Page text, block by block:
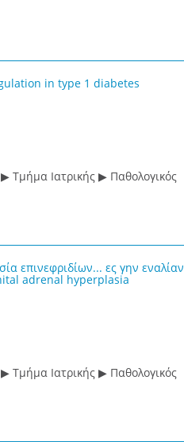
in type 1 diabetes
Τμήμα Ιατρικής ▶ Παθολογικός
επινεφριδίων... ες γην εναλίαν
adrenal hyperplasia
Τμήμα Ιατρικής ▶ Παθολογικός